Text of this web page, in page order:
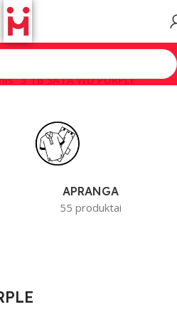
“3 TB SATA WD PURPLE”
APRANGA
55 produktai